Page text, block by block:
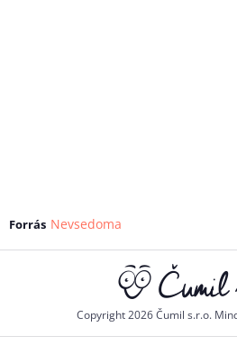
Forrás Nevsedoma
Copyright 2026 Čumil s.r.o.